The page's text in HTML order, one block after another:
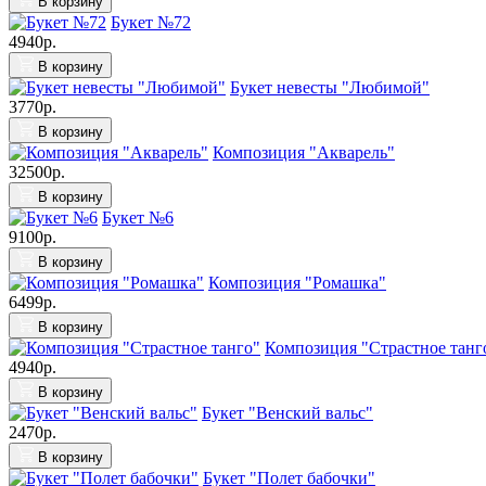
Букет №72
4940р.
В корзину
Букет невесты "Любимой"
3770р.
В корзину
Композиция "Акварель"
32500р.
В корзину
Букет №6
9100р.
В корзину
Композиция "Ромашка"
6499р.
В корзину
Композиция "Страстное
4940р.
В корзину
Букет "Венский вальс"
2470р.
В корзину
Букет "Полет бабочки"